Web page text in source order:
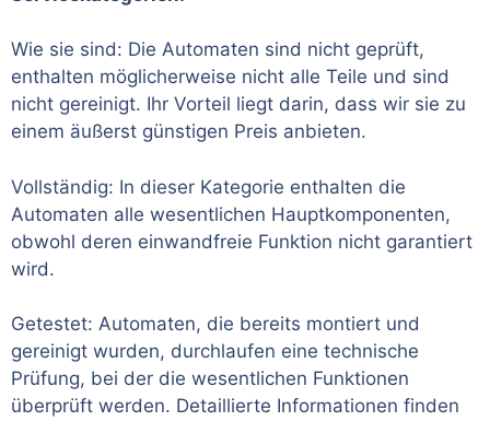
Wie sie sind: Die Automaten sind nicht geprüft,
enthalten möglicherweise nicht alle Teile und sind
nicht gereinigt. Ihr Vorteil liegt darin, dass wir sie zu
einem äußerst günstigen Preis anbieten.
Vollständig: In dieser Kategorie enthalten die
Automaten alle wesentlichen Hauptkomponenten,
obwohl deren einwandfreie Funktion nicht garantiert
wird.
Getestet: Automaten, die bereits montiert und
gereinigt wurden, durchlaufen eine technische
Prüfung, bei der die wesentlichen Funktionen
überprüft werden. Detaillierte Informationen finden